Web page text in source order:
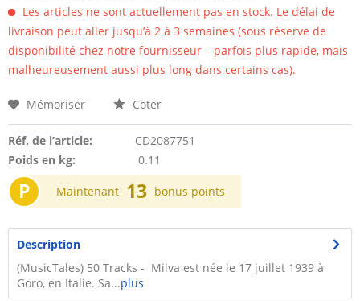
Les articles ne sont actuellement pas en stock. Le délai de
livraison peut aller jusqu’à 2 à 3 semaines (sous réserve de
disponibilité chez notre fournisseur – parfois plus rapide, mais
malheureusement aussi plus long dans certains cas).
Mémoriser Coter
Réf. de l’article:
CD2087751
Poids en kg:
0.11
P Maintenant 13 bonus points
Description
(MusicTales) 50 Tracks - Milva est née le 17 juillet 1939 à
Goro, en Italie. Sa...plus